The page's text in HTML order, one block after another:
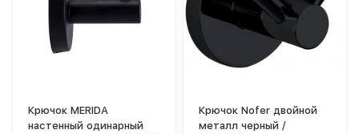
Крючок MERIDA
настенный одинарный
Крючок Nofer двойной
металл черный /